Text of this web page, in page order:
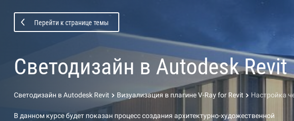
Перейти к странице темы
Светодизайн в Autodesk Revit
Светодизайн в Autodesk Revit Визуализация в плагине V-Ray for Revit Настройка
В данном курсе будет показан процесс создания архитектурно-художественной